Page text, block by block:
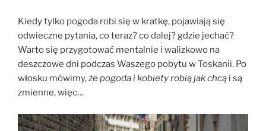
Kiedy tylko pogoda robi się w kratkę, pojawiają się
odwieczne pytania, co teraz? co dalej? gdzie jechać?
Warto się przygotować mentalnie i walizkowo na
deszczowe dni podczas Waszego pobytu w Toskanii. Po
włosku mówimy,że pogoda i kobiety robią jak chcą i są
zmienne, więc…